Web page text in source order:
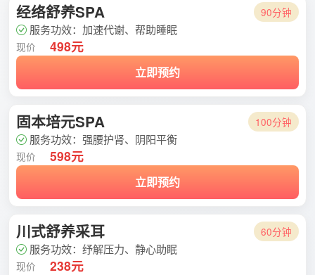
经络舒养SPA 90分钟
服务功效：加速代谢、帮助睡眠
现价 498元
立即预约
固本培元SPA 100分钟
服务功效：强腰护肾、阴阳平衡
现价 598元
立即预约
川式舒养采耳 60分钟
服务功效：纾解压力、静心助眠
现价 238元